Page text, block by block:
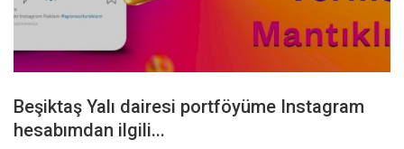
Beşiktaş Yalı dairesi portföyüme Instagram
hesabımdan ilgili...